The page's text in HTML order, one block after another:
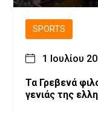
SPORTS
1 Ιουλίου
Τα Γρεβενά
γενιάς της